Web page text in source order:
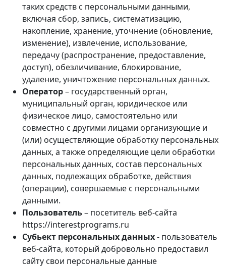
таких средств с персональными данными,
включая сбор, запись, систематизацию,
накопление, хранение, уточнение (обновление,
изменение), извлечение, использование,
передачу (распространение, предоставление,
доступ), обезличивание, блокирование,
удаление, уничтожение персональных данных.
Оператор– государственный орган,
муниципальный орган, юридическое или
физическое лицо, самостоятельно или
совместно с другими лицами организующие и
(или) осуществляющие обработку персональных
данных, а также определяющие цели обработки
персональных данных, состав персональных
данных, подлежащих обработке, действия
(операции), совершаемые с персональными
данными.
Пользователь– посетитель веб-сайта
https://interestprograms.ru
Субьект персональных данных- пользователь
веб-сайта, который добровольно предоставил
сайту свои персональные данные